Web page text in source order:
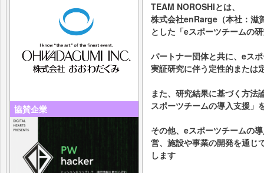
協賛企業
TEAM NOROSHIとは、
株式会社enRarge（本社：滋
とした「eスポーツチームの
パートナー団体と共に、eス
実証研究に伴う定性的または
また、研究結果に基づく方法
スポーツチームの導入支援」
その他、eスポーツチームの
営、施設や事業の開発を通じ
します